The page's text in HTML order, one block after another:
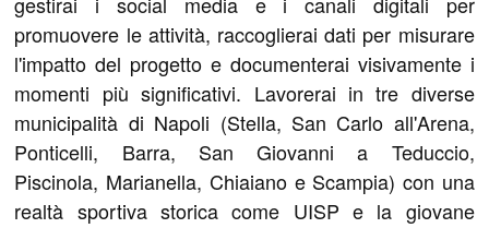
promuovere le attività, raccoglierai dati per misurare
l'impatto del progetto e documenterai visivamente i
momenti più significativi. Lavorerai in tre diverse
municipalità di Napoli (Stella, San Carlo all'Arena,
Ponticelli, Barra, San Giovanni a Teduccio,
Piscinola, Marianella, Chiaiano e Scampia) con una
realtà sportiva storica come UISP e la giovane